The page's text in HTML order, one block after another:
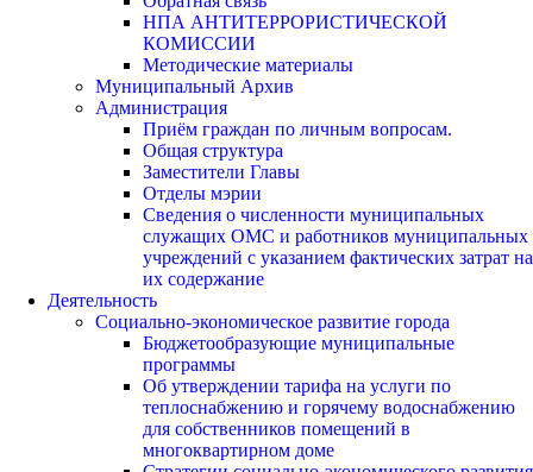
НПА АНТИТЕРРОРИСТИЧЕСКОЙ
КОМИССИИ
Методические материалы
Муниципальный Архив
Администрация
Приём граждан по личным вопросам.
Общая структура
Заместители Главы
Отделы мэрии
Сведения о численности муниципальных
служащих ОМС и работников муниципальных
учреждений с указанием фактических затрат на
их содержание
Деятельность
Социально-экономическое развитие города
Бюджетообразующие муниципальные
программы
Об утверждении тарифа на услуги по
теплоснабжению и горячему водоснабжению
для собственников помещений в
многоквартирном доме